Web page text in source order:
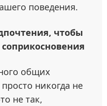
поведения.
чтобы
общих
никогда не
не так,